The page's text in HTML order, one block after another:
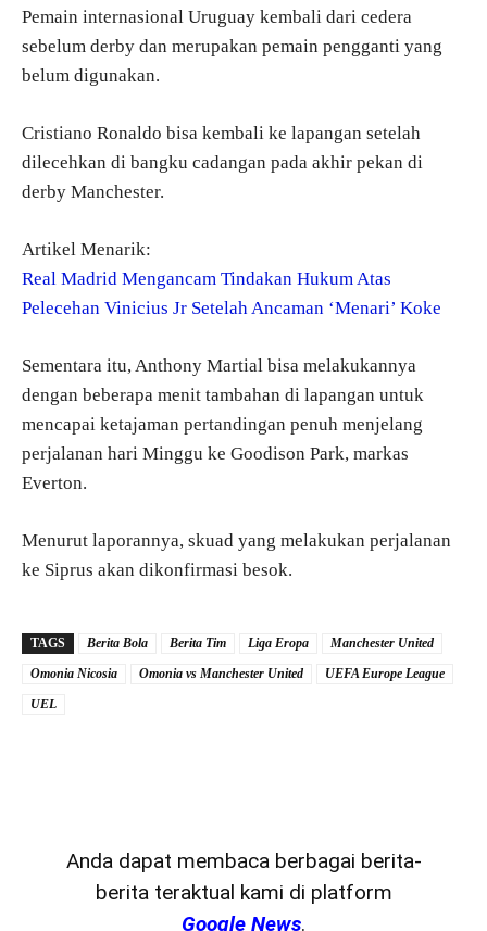
Pemain internasional Uruguay kembali dari cedera
sebelum derby dan merupakan pemain pengganti yang
belum digunakan.
Cristiano Ronaldo bisa kembali ke lapangan setelah
dilecehkan di bangku cadangan pada akhir pekan di
derby Manchester.
Artikel Menarik:
Real Madrid Mengancam Tindakan Hukum Atas
Pelecehan Vinicius Jr Setelah Ancaman ‘Menari’ Koke
Sementara itu, Anthony Martial bisa melakukannya
dengan beberapa menit tambahan di lapangan untuk
mencapai ketajaman pertandingan penuh menjelang
perjalanan hari Minggu ke Goodison Park, markas
Everton.
Menurut laporannya, skuad yang melakukan perjalanan
ke Siprus akan dikonfirmasi besok.
TAGS Berita Bola Berita Tim Liga Eropa
Manchester United
Omonia Nicosia
Omonia vs Manchester United
UEFA Europe League
UEL
Anda dapat membaca berbagai berita-
berita teraktual kami di platform
Google News.